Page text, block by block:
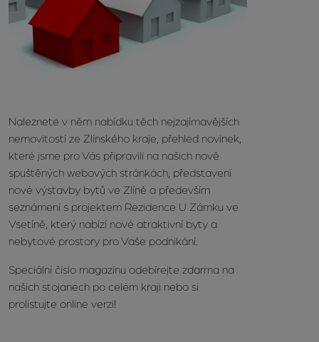
Naleznete v něm nabídku těch nejzajímavějších
nemovitostí ze Zlínského kraje, přehled novinek,
které jsme pro Vás připravili na našich nově
spuštěných webových stránkách, představení
nové výstavby bytů ve Zlíně a především
seznámení s projektem Rezidence U Zámku ve
Vsetíně, který nabízí nové atraktivní byty a
nebytové prostory pro Vaše podnikání.
Speciální číslo magazínu odebírejte zdarma na
našich stojanech po celém kraji nebo si
prolistujte online verzi!